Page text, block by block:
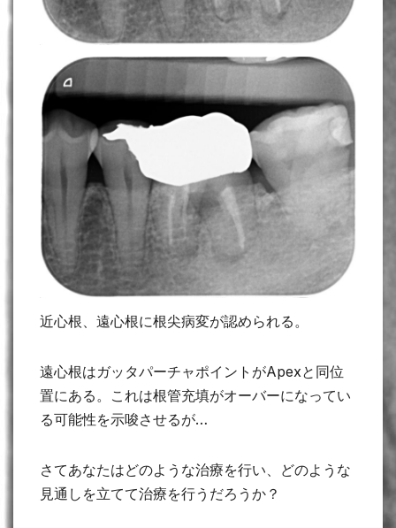
近心根、遠心根に根尖病変が認められる。
遠心根はガッタパーチャポイントがApexと同位
置にある。これは根管充填がオーバーになってい
る可能性を示唆させるが…
さてあなたはどのような治療を行い、どのような
見通しを立てて治療を行うだろうか？